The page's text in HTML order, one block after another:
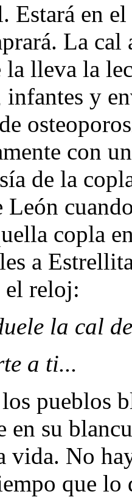
Estará en
La cal
la lleva la
infantes y
con
de la
León
copla
a
el reloj:
la cal
a ti...
pueblos
en su
vida. No
que lo